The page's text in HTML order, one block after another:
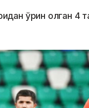
ўрин олган 4